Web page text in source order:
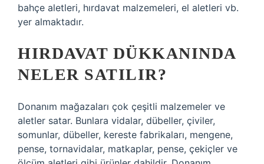
bahçe aletleri, hırdavat malzemeleri, el aletleri vb.
yer almaktadır.
HIRDAVAT DÜKKANINDA
NELER SATILIR?
Donanım mağazaları çok çeşitli malzemeler ve
aletler satar. Bunlara vidalar, dübeller, çiviler,
somunlar, dübeller, kereste fabrikaları, mengene,
pense, tornavidalar, matkaplar, pense, çekiçler ve